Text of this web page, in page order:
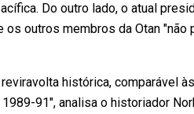
Do outro lado, o atual
os outros membros da Otan
histórica, comparável
91", analisa o historiador